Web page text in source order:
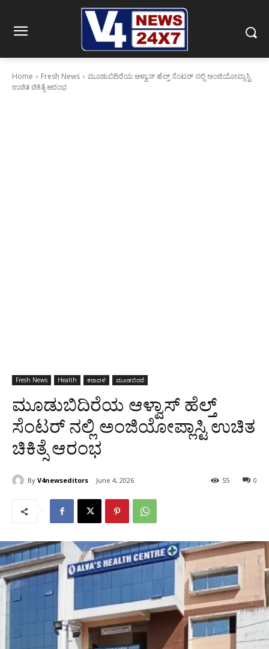
Home Fresh News
ಮೂಡುಬಿದಿರೆಯ ಆಳ್ವಾಸ್ ಹೆಲ್ತ್ ಸೆಂಟರ್ ನಲ್ಲಿ ಅಂಜಿಯೋಪ್ಲಾಸ್ಟಿ
ಉಚಿತ ಚಿಕಿತ್ಸೆ ಆರಂಭ
Fresh News Health ಕರಾವಳಿ ಮೂಡಬಿದರೆ
ಮೂಡುಬಿದಿರೆಯ ಆಳ್ವಾಸ್ ಹೆಲ್ತ್
ಸೆಂಟರ್ ನಲ್ಲಿ ಅಂಜಿಯೋಪ್ಲಾಸ್ಟಿ ಉಚಿತ
ಚಿಕಿತ್ಸೆ ಆರಂಭ
By V4newseditors June 4, 2026 0
55